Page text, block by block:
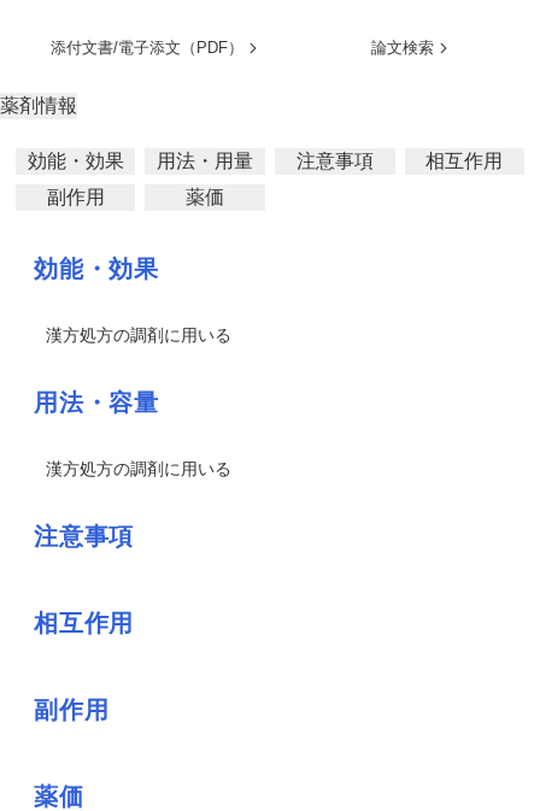
添付文書/電子添文（PDF） 論文検索
薬剤情報
効能・効果 用法・用量 注意事項
相互作用
副作用
薬価
効能・効果
漢方処方の調剤に用いる
用法・容量
漢方処方の調剤に用いる
注意事項
相互作用
副作用
薬価